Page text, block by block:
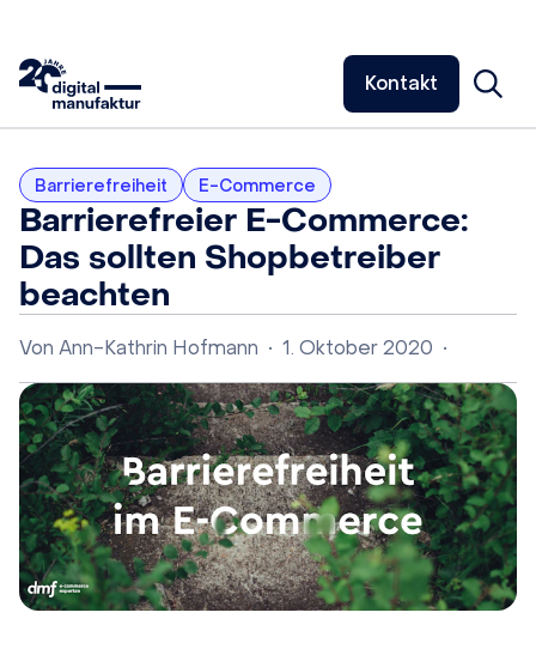
Kontakt
Barrierefreiheit E-Commerce
Barrierefreier E-Commerce:
Das sollten Shopbetreiber
beachten
Von Ann-Kathrin Hofmann • 1. Oktober 2020 •